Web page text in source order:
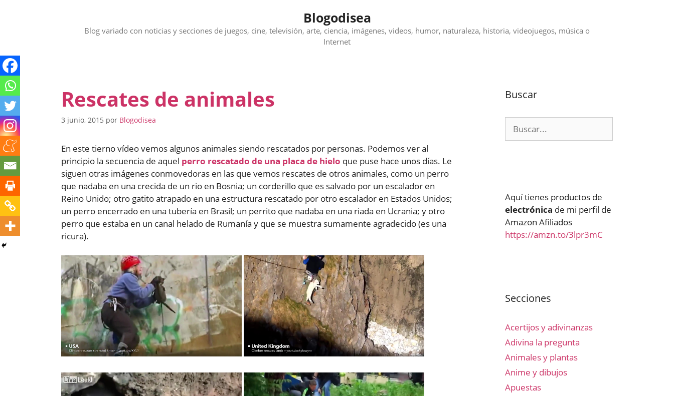
Blogodisea
Blog variado con noticias y secciones de juegos, cine, televisión, arte, ciencia, imágenes, videos, humor, naturaleza, historia, videojuegos, música o
Internet
Rescates de animales
3 junio, 2015 por Blogodisea
En este tierno vídeo vemos algunos animales siendo rescatados por personas. Podemos ver al
principio la secuencia de aquel perro rescatado de una placa de hielo que puse hace unos días. Le
siguen otras imágenes conmovedoras en las que vemos rescates de otros animales, como un perro
que nadaba en una crecida de un rio en Bosnia; un corderillo que es salvado por un escalador en
Reino Unido; otro gatito atrapado en una estructura rescatado por otro escalador en Estados Unidos;
un perro encerrado en una tubería en Brasil; un perrito que nadaba en una riada en Ucrania; y otro
perro que estaba en un canal helado de Rumanía y que se muestra sumamente agradecido (es una
ricura).
Buscar
Aquí tienes productos de
electrónica de mi perfil de
Amazon Afiliados
https://amzn.to/3lpr3mC
Secciones
Acertijos y adivinanzas
Adivina la pregunta
Animales y plantas
Anime y dibujos
Apuestas